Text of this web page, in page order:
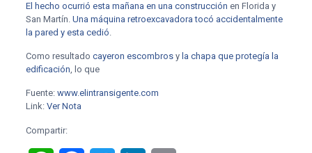
El hecho ocurrió esta mañana en una construcción en Florida y
San Martín. Una máquina retroexcavadora tocó accidentalmente
la pared y esta cedió.
Como resultado cayeron escombrosy la chapa que protegía la
edificación, lo que
Fuente: www.elintransigente.com
Link: Ver Nota
Compartir: